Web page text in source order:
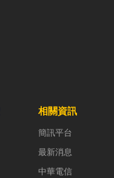
相關資訊
簡訊平台
最新消息
中華電信